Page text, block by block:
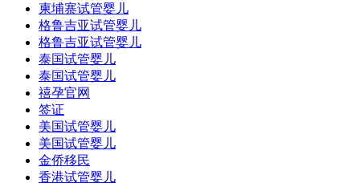
柬埔寨试管婴儿
格鲁吉亚试管婴儿
格鲁吉亚试管婴儿
泰国试管婴儿
泰国试管婴儿
禧孕官网
签证
美国试管婴儿
美国试管婴儿
金侨移民
香港试管婴儿